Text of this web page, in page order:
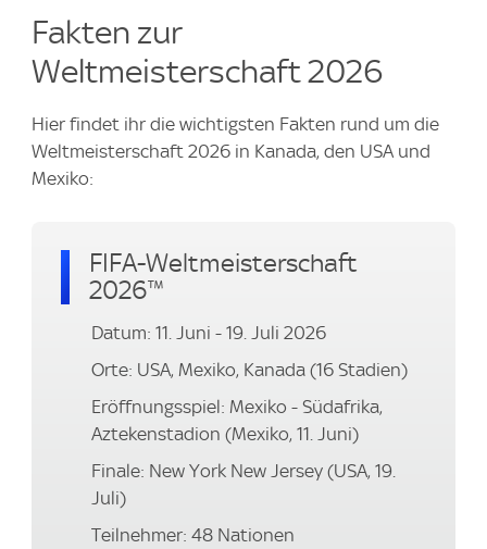
Fakten zur
Weltmeisterschaft 2026
Hier findet ihr die wichtigsten Fakten rund um die
Weltmeisterschaft 2026 in Kanada, den USA und
Mexiko:
FIFA-Weltmeisterschaft
2026™
Datum: 11. Juni - 19. Juli 2026
Orte: USA, Mexiko, Kanada (16 Stadien)
Eröffnungsspiel: Mexiko - Südafrika,
Aztekenstadion (Mexiko, 11. Juni)
Finale: New York New Jersey (USA, 19.
Juli)
Teilnehmer: 48 Nationen